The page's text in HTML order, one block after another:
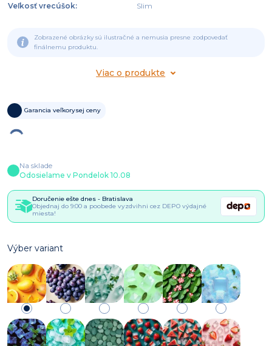
Veľkosť vrecúšok: Slim
Zobrazené obrázky sú ilustračné a nemusia presne zodpovedať
finálnemu produktu.
Viac o produkte
Garancia veľkorysej ceny
Na sklade
Odosielame v Pondelok 10.08
Doručenie ešte dnes - Bratislava
Objednaj do 9:00 a poobede vyzdvihni cez DEPO výdajné
miesta!
Výber variant